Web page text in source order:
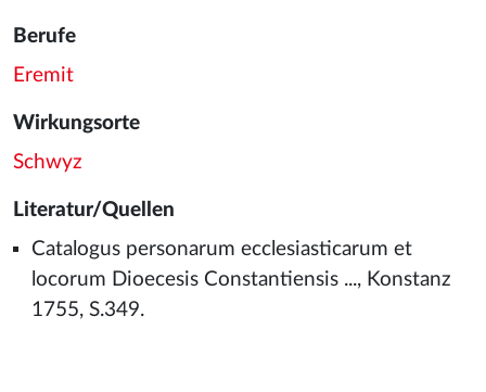
Berufe
Eremit
Wirkungsorte
Schwyz
Literatur/Quellen
Catalogus personarum ecclesiasticarum et
locorum Dioecesis Constantiensis ..., Konstanz
1755, S.349.